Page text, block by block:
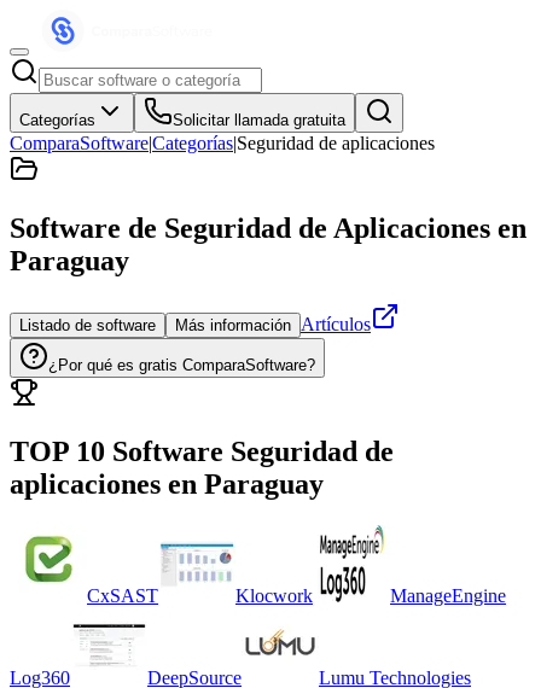
Categorías Solicitar llamada gratuita
ComparaSoftware|Categorías|Seguridad de aplicaciones
Software de Seguridad de Aplicaciones en
Paraguay
Listado de software Más información Artículos
¿Por qué es gratis ComparaSoftware?
TOP 10 Software Seguridad de
aplicaciones en Paraguay
CxSAST Klocwork ManageEngine
Log360 DeepSource Lumu Technologies